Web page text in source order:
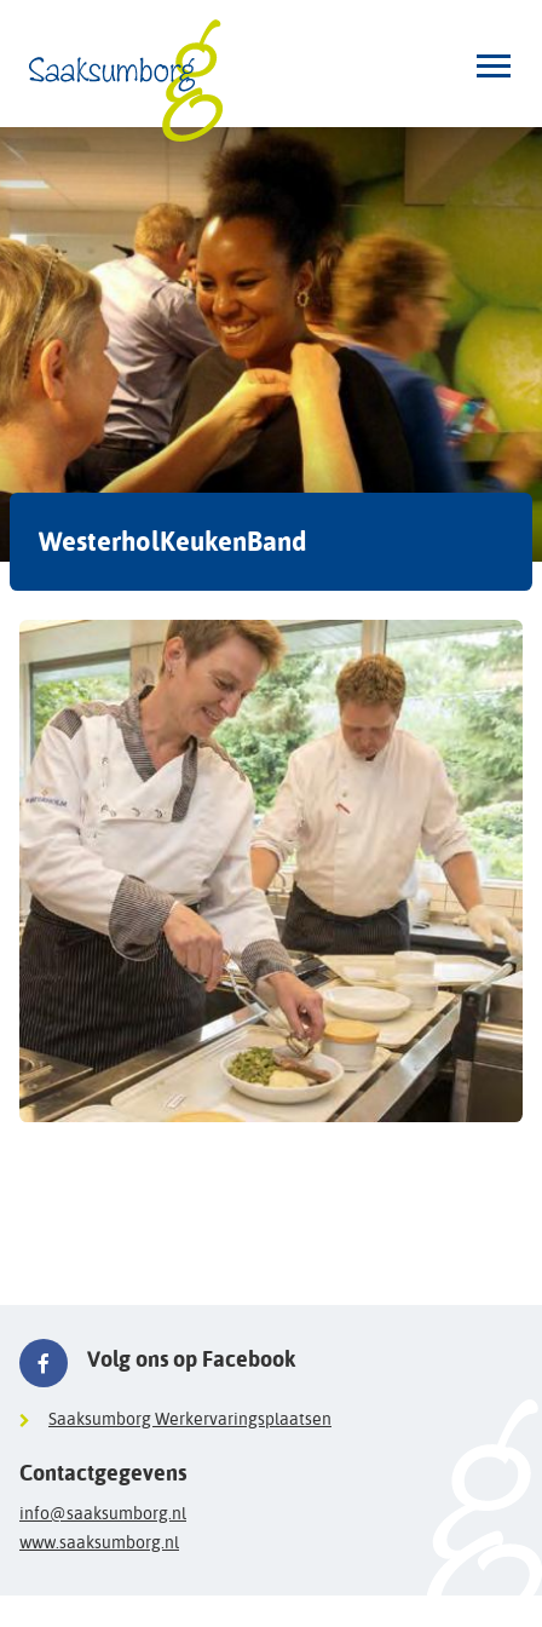
WesterholKeukenBand
Volg ons op Facebook
Saaksumborg Werkervaringsplaatsen
Contactgegevens
info@saaksumborg.nl
www.saaksumborg.nl